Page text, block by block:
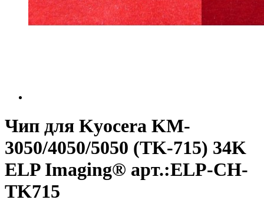
Чип для Kyocera KM-
3050/4050/5050 (TK-715) 34K
ELP Imaging® арт.:ELP-CH-
TK715